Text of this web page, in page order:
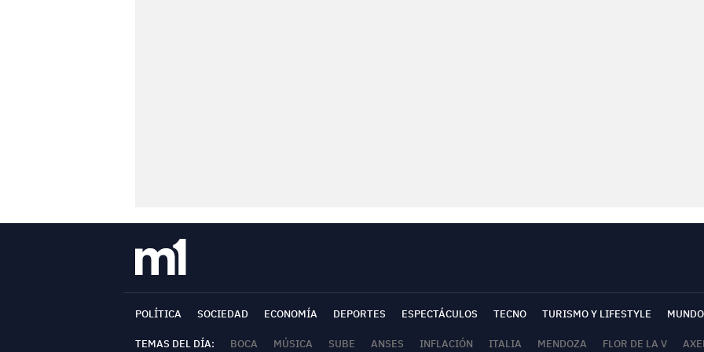
POLÍTICA SOCIEDAD ECONOMÍA DEPORTES ESPECTÁCULOS TECNO TURISMO Y LIFESTYLE MUNDO
TEMAS DEL DÍA: BOCA MÚSICA SUBE ANSES INFLACIÓN ITALIA MENDOZA FLOR DE LA V